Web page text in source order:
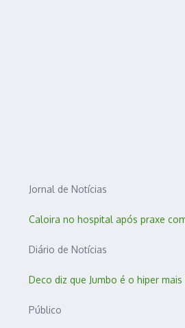
Jornal de Notícias
Caloira no hospital após praxe
Diário de Notícias
Deco diz que Jumbo é o hiper
Público